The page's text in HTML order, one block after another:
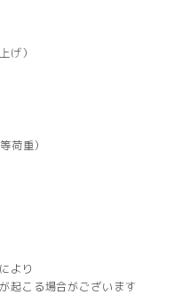
げ）
荷重）
より
起こる場合がございます